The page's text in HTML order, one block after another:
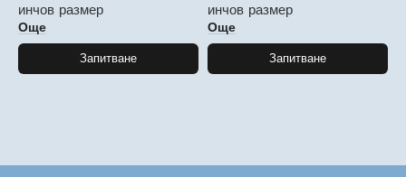
инчов размер
Още
Запитване
инчов размер
Още
Запитване